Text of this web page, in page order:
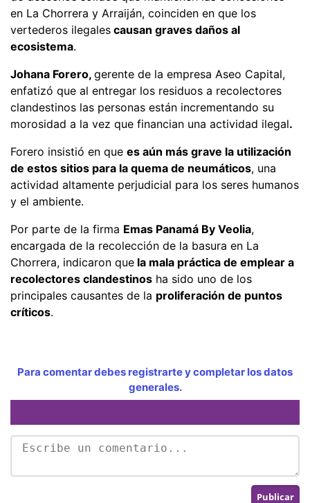
en La Chorrera y Arraiján, coinciden en que los
vertederos ilegales causan graves daños al
ecosistema.
Johana Forero, gerente de la empresa Aseo Capital,
enfatizó que al entregar los residuos a recolectores
clandestinos las personas están incrementando su
morosidad a la vez que financian una actividad ilegal.
Forero insistió en que es aún más grave la utilización
de estos sitios para la quema de neumáticos, una
actividad altamente perjudicial para los seres humanos
y el ambiente.
Por parte de la firma Emas Panamá By Veolia,
encargada de la recolección de la basura en La
Chorrera, indicaron que la mala práctica de emplear a
recolectores clandestinos ha sido uno de los
principales causantes de la proliferación de puntos
críticos.
Para comentar debes registrarte y completar los datos
generales.